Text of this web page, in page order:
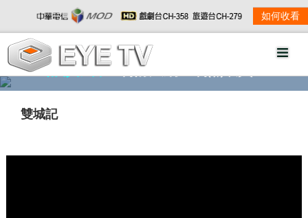
如何收看
精彩影音 劇情大綱
雙城記